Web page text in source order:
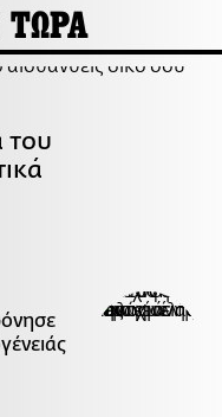
ΤΩΡΑ
του